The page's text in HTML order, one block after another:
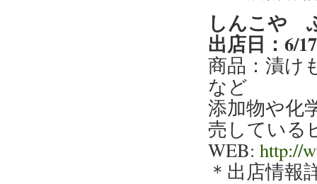
しんこや
出店日：6/
商品：漬け
など
添加物や化
売している
WEB: http://
＊出店情報